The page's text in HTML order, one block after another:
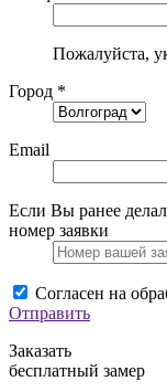
Пожалуйста,
Город *
Email
Если Вы ранее
номер заявки
Согласен на
Отправить
Заказать
бесплатный замер